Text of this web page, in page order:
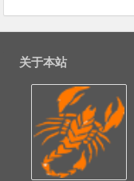
关于本站